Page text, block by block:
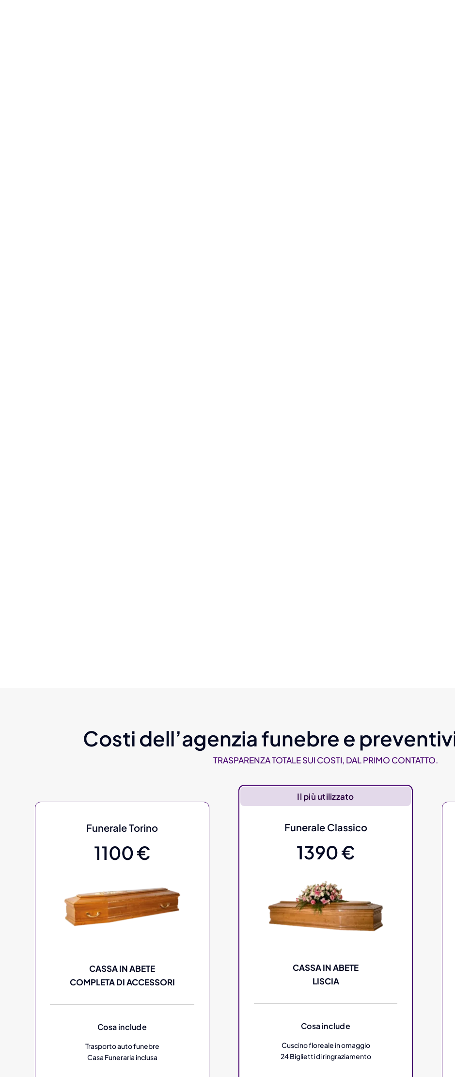
Costi dell’agenzia funebre e
TRASPARENZA TOTALE SUI COSTI, DAL PRIMO CONTATTO.
Funerale Torino
1100 €
CASSA IN ABETE
COMPLETA DI ACCESSORI
Cosa include
Trasporto auto funebre
Casa Funeraria inclusa
Il più utilizzato
Funerale Classico
1390 €
CASSA IN ABETE
LISCIA
Cosa include
Cuscino floreale in omaggio
24 Biglietti di ringraziamento